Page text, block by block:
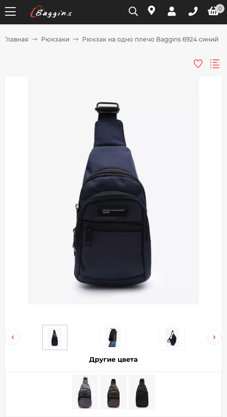
0
Главная Рюкзаки Рюкзак на одно плечо Baggins 6924 синий
Другие цвета
на части
без переплат
График платежей
Добавляйте товары
в корзину
Оплачивайте сегодня только
Получайте товар
выбранный способом
Оставшиеся
% будут
списываться
с вашей карты
каждые 2 недели